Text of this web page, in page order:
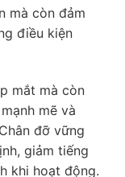
mà còn đảm
điều kiện
mắt mà còn
mẽ và
đỡ vững
giảm tiếng
khi hoạt động.